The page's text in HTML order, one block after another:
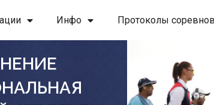
Инфо Протоколы